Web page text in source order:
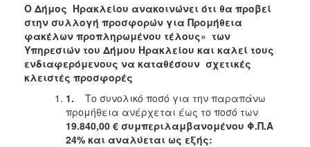
2020
2019
2018
2017
2015
2013
Ο Δήμος Ηρακλείου ανακοινώνει ότι θα προβεί
στην συλλογή προσφορών για Προμήθεια
φακέλων προπληρωμένου τέλους» των
Υπηρεσιών του Δήμου Ηρακλείου και καλεί τους
ενδιαφερόμενους να καταθέσουν σχετικές
κλειστές προσφορές
1. Το συνολικό ποσό για την παραπάνω
προμήθεια ανέρχεται έως το ποσό των
19.840,00 € συμπεριλαμβανομένου Φ.Π.Α
24% και αναλύεται ως εξής: